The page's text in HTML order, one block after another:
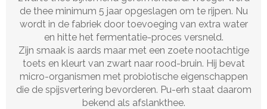
de thee minimum 5 jaar opgeslagen om te rijpen. Nu
wordt in de fabriek door toevoeging van extra water
en hitte het fermentatie-proces versneld.
Zijn smaak is aards maar met een zoete nootachtige
toets en kleurt van zwart naar rood-bruin. Hij bevat
micro-organismen met probiotische eigenschappen
die de spijsvertering bevorderen. Pu-erh staat daarom
bekend als afslankthee.